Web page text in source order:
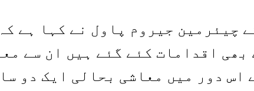
چیئرمین جیروم پاول نے کہا ہے
اقدامات کئے گئے ہیں ان سے